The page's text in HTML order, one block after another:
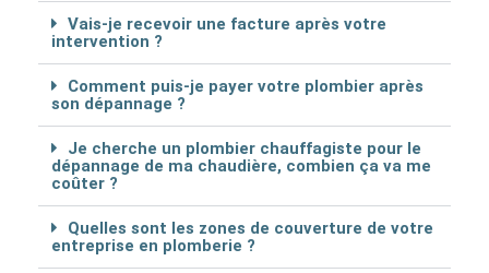
Vais-je recevoir une facture après votre
intervention ?
Comment puis-je payer votre plombier après
son dépannage ?
Je cherche un plombier chauffagiste pour le
dépannage de ma chaudière, combien ça va me
coûter ?
Quelles sont les zones de couverture de votre
entreprise en plomberie ?